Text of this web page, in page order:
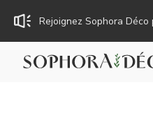
Rejoignez Sophora